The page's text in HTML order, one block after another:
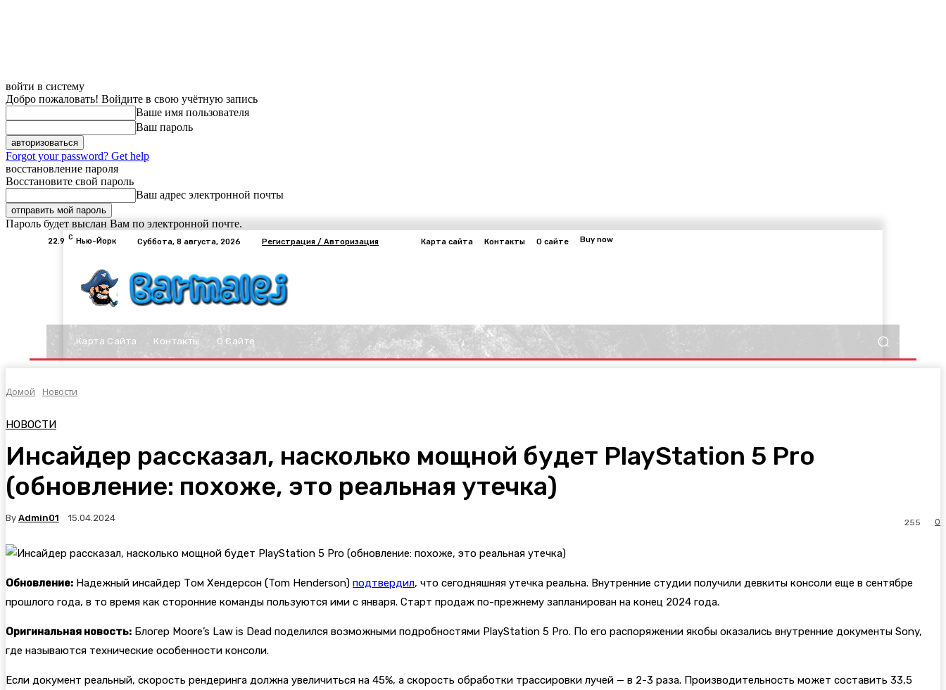
войти в систему
Добро пожаловать! Войдите в свою учётную запись
Ваше имя пользователя
Ваш пароль
Forgot your password? Get help
восстановление пароля
Восстановите свой пароль
Ваш адрес электронной почты
Пароль будет выслан Вам по электронной почте.
22.9 C Нью-Йорк Суббота, 8 августа, 2026 Регистрация / Авторизация Карта сайта Контакты О сайте Buy now
Карта Сайта Контакты О Сайте
Домой Новости
НОВОСТИ
Инсайдер рассказал, насколько мощной будет PlayStation 5 Pro
(обновление: похоже, это реальная утечка)
By Admin01 15.04.2024 0
255
Обновление: Надежный инсайдер Том Хендерсон (Tom Henderson) подтвердил, что сегодняшняя утечка реальна. Внутренние студии получили девкиты консоли еще в сентябре
прошлого года, в то время как сторонние команды пользуются ими с января. Старт продаж по-прежнему запланирован на конец 2024 года.
Оригинальная новость: Блогер Moore’s Law is Dead поделился возможными подробностями PlayStation 5 Pro. По его распоряжении якобы оказались внутренние документы Sony,
где называются технические особенности консоли.
Если документ реальный, скорость рендеринга должна увеличиться на 45%, а скорость обработки трассировки лучей — в 2-3 раза. Производительность может составить 33,5